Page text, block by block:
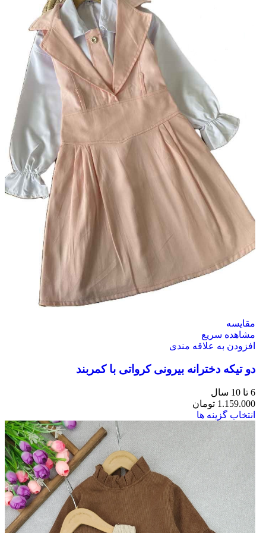
مقایسه
مشاهده سریع
افزودن به علاقه مندی
دو تیکه دخترانه بیرونی کرواتی با کمربند
1.159.000 تومان
انتخاب گزینه ها